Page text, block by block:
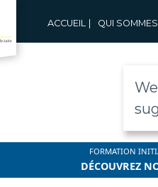
ACCUEIL QUI
FORMATION
DÉCOUVREZ